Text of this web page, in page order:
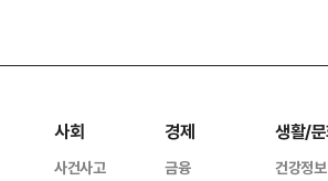
사회
사건사고
경제
금융
생활/
건강정보